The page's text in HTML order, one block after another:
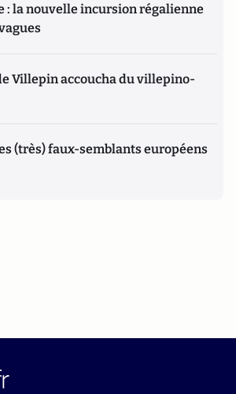
: la nouvelle incursion régalienne
Villepin accoucha du villepino-
(très) faux-semblants européens